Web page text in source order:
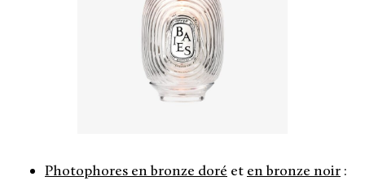
Photophores en bronze doré et en bronze noir :